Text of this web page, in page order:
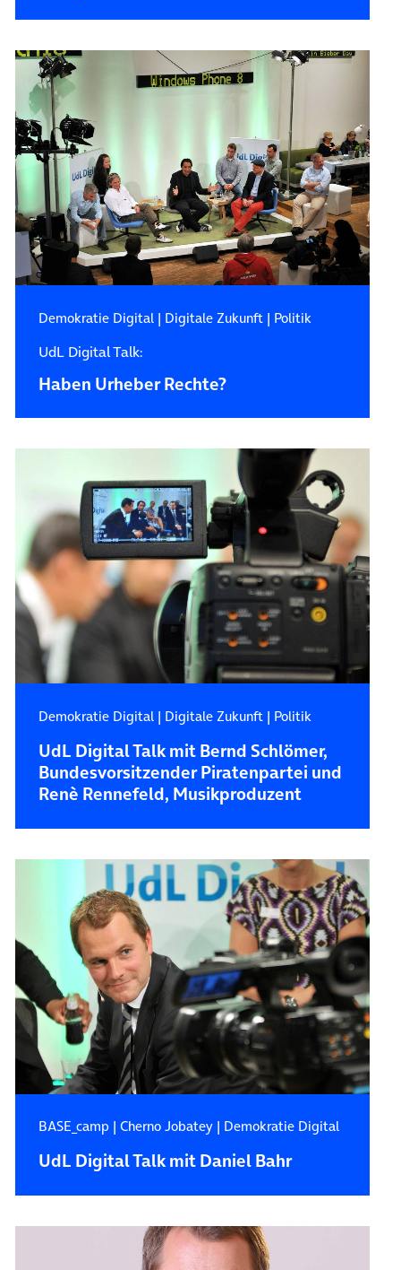
Demokratie Digital| Digitale Zukunft| Politik
UdL Digital Talk:
Haben Urheber Rechte?
Demokratie Digital| Digitale Zukunft| Politik
UdL Digital Talk mit Bernd Schlömer,
Bundesvorsitzender Piratenpartei und
Renè Rennefeld, Musikproduzent
BASE_camp | Cherno Jobatey| Demokratie Digital
UdL Digital Talk mit Daniel Bahr